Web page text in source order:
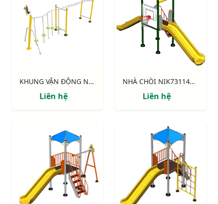
KHUNG VẬN ĐỘNG NIK731003-DT: CHUYỀN DÂY - THANG NGANG
Liên hệ
NHÀ CHÒI NIK731146-4: Thang leo, 2 cầu trượt, bóng rổ
Liên hệ